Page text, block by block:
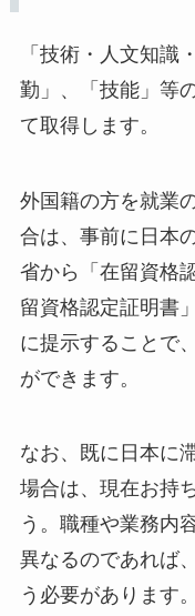
「技術・人文知識
勤」、「技能」等
て取得します。
外国籍の方を就業
合は、事前に日本
省から「在留資格
留資格認定証明書
に提示することで
ができます。
なお、既に日本に
場合は、現在お持
う。職種や業務内
異なるのであれば
う必要があります。